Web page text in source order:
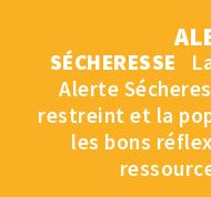
SÉCHERESSE
Alerte
restreint et la
les bons